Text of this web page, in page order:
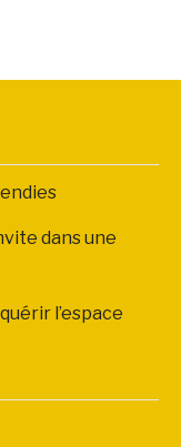
dans une
l’espace